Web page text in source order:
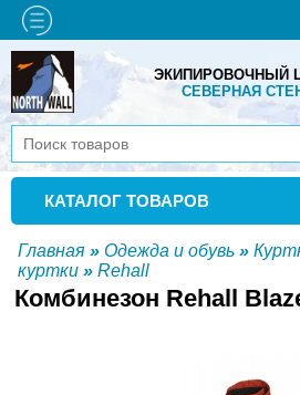
ЭКИПИРОВОЧНЫЙ
СЕВЕРНАЯ
КАТАЛОГ ТОВАРОВ
Главная » Одежда и обувь »
куртки » Rehall
Комбинезон Rehall